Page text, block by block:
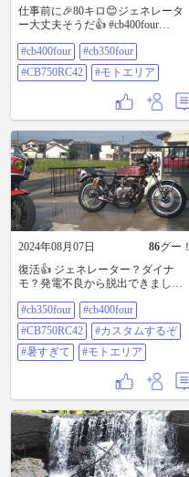
仕事前に🎉80キロ😊ジェネレータ
ー大丈夫そうだ👍 #cb400four
#cb400four
#cb350four
#CB750RC42
#モトエリア
2024年08月07日 86グー！
復活👍 ジェネレーター？ダイナ
モ？発電不良から脱出できました
苦労しました😂 #cb350four
#cb400four #cb750rc42 #カスタムす
るぞ #暑すぎて #モトエリア
#cb350four
#cb400four
#CB750RC42
#カスタムするぞ
#暑すぎて
#モトエリア